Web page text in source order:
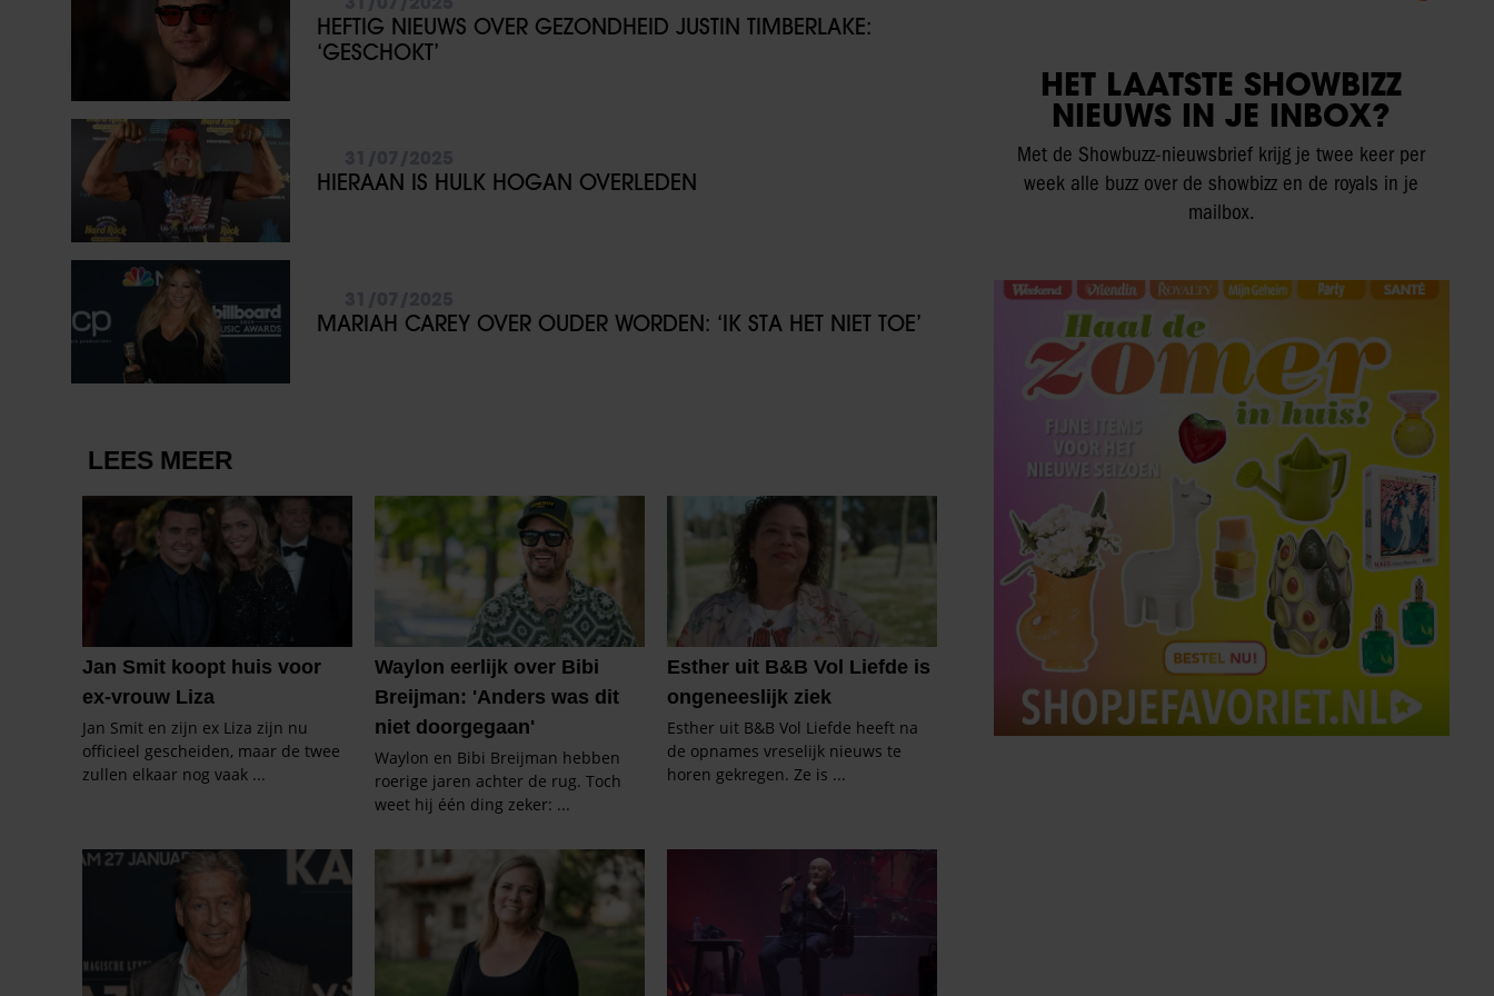
HEFTIG NIEUWS OVER GEZONDHEID JUSTIN TIMBERLAKE:
‘GESCHOKT’
HIERAAN IS HULK HOGAN OVERLEDEN
MARIAH CAREY OVER OUDER WORDEN: ‘IK STA HET NIET TOE’
HET LAATSTE SHOWBIZZ
NIEUWS IN JE INBOX?
Met de Showbuzz-nieuwsbrief krijg je twee keer per
week alle buzz over de showbizz en de royals in je
mailbox.